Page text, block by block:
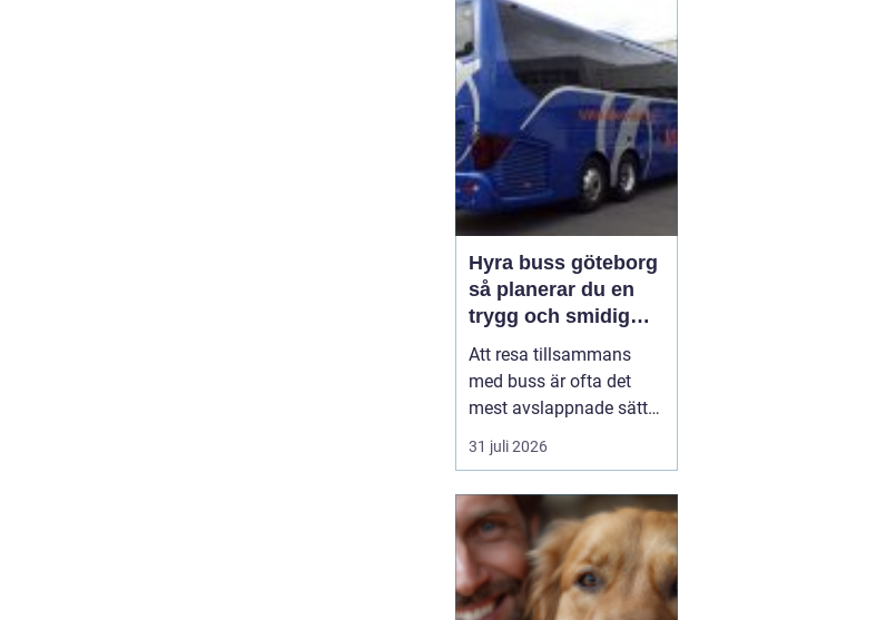
och företag få en stabil
inkomstkälla geno...
Hyra buss göteborg
så planerar du en
trygg och smidig
gruppresa
Att resa tillsammans
med buss är ofta det
mest avslappnade sättet
att ta en större grupp
från punkt A till B.
handlar om konferens,
skolresa,
föreningsutflykt eller en
dagstur till ett
31 juli 2026